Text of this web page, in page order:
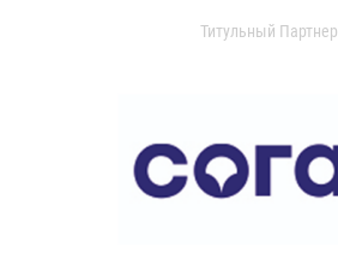
Титульный Партнер